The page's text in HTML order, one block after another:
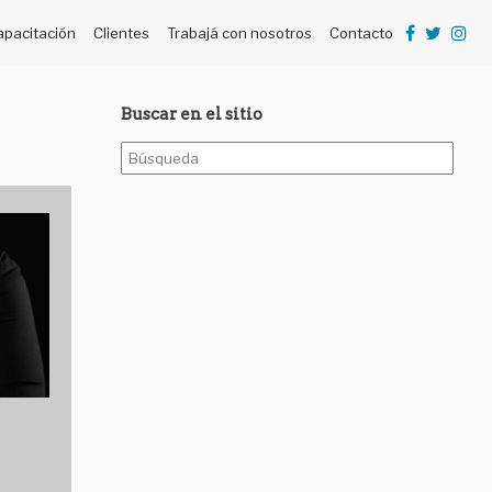
Clientes Trabajá con nosotros Contacto
Buscar en el sitio
Buscar: